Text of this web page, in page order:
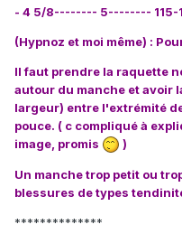
- 4 5/8-------- 5-------- 115-
(Hypnoz et moi même) :
Il faut prendre la raquette
autour du manche et avoir
largeur) entre l'extrémité
pouce. ( c compliqué à
image, promis
)
Un manche trop petit ou
blessures de types
**************